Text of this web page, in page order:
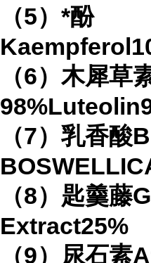
（5）*酚
（6）木犀草
（7）乳香酸
（8）匙羹藤
Extract25%
（9）尿石